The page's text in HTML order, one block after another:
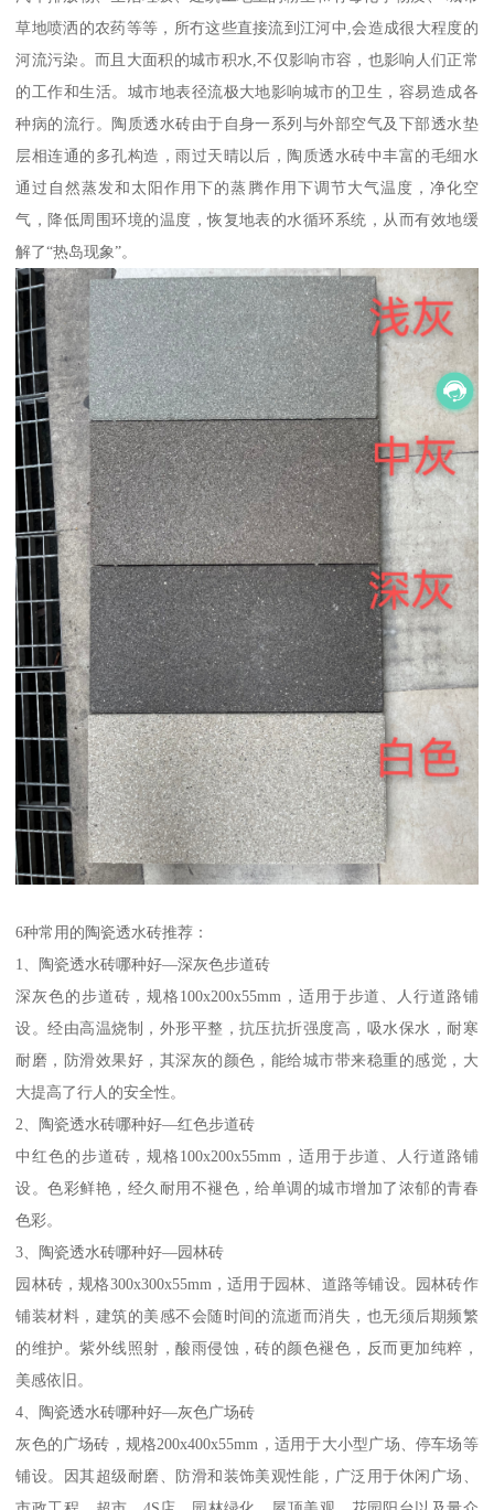
草地喷洒的农药等等，所冇这些直接流到江河中,会造成很大程度的
河流污染。而且大面积的城市积水,不仅影响市容，也影响人们正常
的工作和生活。城市地表径流极大地影响城市的卫生，容易造成各
种病的流行。陶质透水砖由于自身一系列与外部空气及下部透水垫
层相连通的多孔构造，雨过天晴以后，陶质透水砖中丰富的毛细水
通过自然蒸发和太阳作用下的蒸腾作用下调节大气温度，净化空
气，降低周围环境的温度，恢复地表的水循环系统，从而有效地缓
解了“热岛现象”。
6种常用的陶瓷透水砖推荐：
1、陶瓷透水砖哪种好—深灰色步道砖
深灰色的步道砖，规格100x200x55mm，适用于步道、人行道路铺
设。经由高温烧制，外形平整，抗压抗折强度高，吸水保水，耐寒
耐磨，防滑效果好，其深灰的颜色，能给城市带来稳重的感觉，大
大提高了行人的安全性。
2、陶瓷透水砖哪种好—红色步道砖
中红色的步道砖，规格100x200x55mm，适用于步道、人行道路铺
设。色彩鲜艳，经久耐用不褪色，给单调的城市增加了浓郁的青春
色彩。
3、陶瓷透水砖哪种好—园林砖
园林砖，规格300x300x55mm，适用于园林、道路等铺设。园林砖作
铺装材料，建筑的美感不会随时间的流逝而消失，也无须后期频繁
的维护。紫外线照射，酸雨侵蚀，砖的颜色褪色，反而更加纯粹，
美感依旧。
4、陶瓷透水砖哪种好—灰色广场砖
灰色的广场砖，规格200x400x55mm，适用于大小型广场、停车场等
铺设。因其超级耐磨、防滑和装饰美观性能，广泛用于休闲广场、